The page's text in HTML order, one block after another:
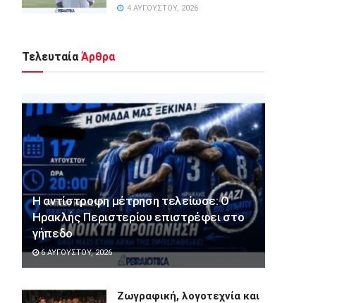
4 ΑΥΓΟΎΣΤΟΥ, 2026
Τελευταία Άρθρα
Η αντίστροφη μέτρηση τελείωσε: Ο
Ηρακλής Περιστερίου επιστρέφει στο
γήπεδο
6 ΑΥΓΟΎΣΤΟΥ, 2026
Ζωγραφική, λογοτεχνία και